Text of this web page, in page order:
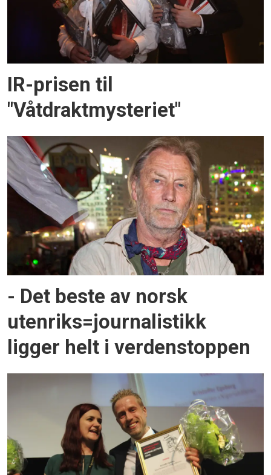
IR-prisen til
"Våtdraktmysteriet"
- Det beste av norsk
utenriks=journalistikk
ligger helt i verdenstoppen